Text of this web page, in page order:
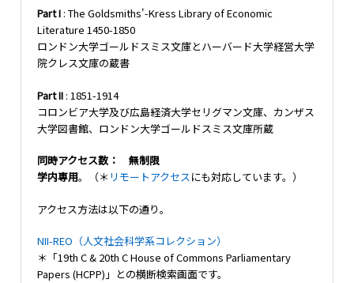
Part I: The Goldsmiths'-Kress Library of Economic
Literature 1450-1850
ロンドン大学ゴールドスミス文庫とハーバード大学経営大学
院クレス文庫の蔵書
Part II: 1851-1914
コロンビア大学及び広島経済大学セリグマン文庫、カンザス
大学図書館、ロンドン大学ゴールドスミス文庫所蔵
同時アクセス数： 無制限
学内専用。（＊ リモートアクセスにも対応しています。）
アクセス方法は以下の通り。
NII-REO（人文社会科学系コレクション）
＊「19th C & 20th C House of Commons Parliamentary
Papers (HCPP)」との横断検索画面です。